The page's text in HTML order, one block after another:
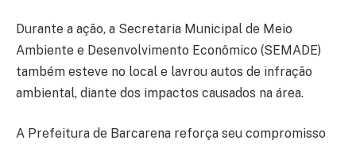
Durante a ação, a Secretaria Municipal de Meio
Ambiente e Desenvolvimento Econômico (SEMADE)
também esteve no local e lavrou autos de infração
ambiental, diante dos impactos causados na área.
A Prefeitura de Barcarena reforça seu compromisso